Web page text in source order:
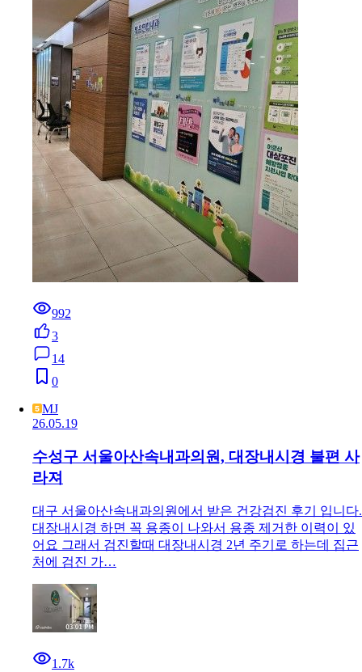
992
3
14
0
MJ
26.05.19
수성구 서울아산속내과의원, 대장내시경 불편 사
라져
대구 서울아산속내과의원에서 받은 건강검진 후기 입니다.
대장내시경 하면 꼭 용종이 나와서 용종 제거한 이력이 있
어요 그래서 검진할때 대장내시경 2년 주기로 하는데 집근
처에 검진 가…
1.7k